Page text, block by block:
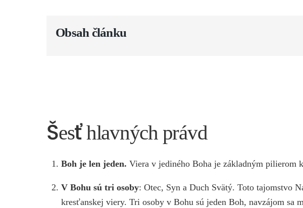
Obsah článku
Šesť hlavných právd
Boh je len jeden. Viera v jediného Boha je základným pilierom
V Bohu sú tri osoby: Otec, Syn a Duch Svätý. Toto tajomstvo
kresťanskej viery. Tri osoby v Bohu sú jeden Boh, navzájom sa